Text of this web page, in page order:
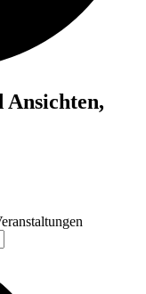
Ansichten,